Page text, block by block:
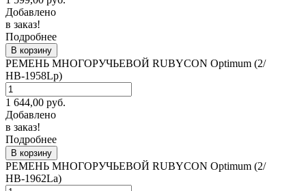
Добавлено
в заказ!
Подробнее
В корзину
РЕМЕНЬ МНОГОРУЧЬЕВОЙ RUBYCON Optimum (2/
НВ-1958Lp)
1 644,00 руб.
Добавлено
в заказ!
Подробнее
В корзину
РЕМЕНЬ МНОГОРУЧЬЕВОЙ RUBYCON Optimum (2/
НВ-1962La)